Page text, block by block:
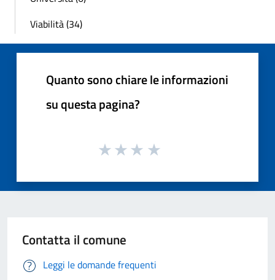
Viabilità (34)
Quanto sono chiare le informazioni
su questa pagina?
Contatta il comune
Leggi le domande frequenti